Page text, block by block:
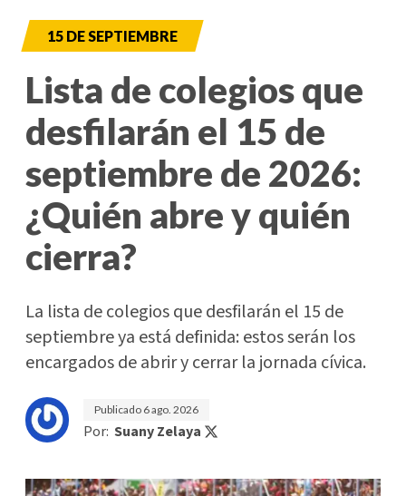
15 DE SEPTIEMBRE
Lista de colegios que
desfilarán el 15 de
septiembre de 2026:
¿Quién abre y quién
cierra?
La lista de colegios que desfilarán el 15 de
septiembre ya está definida: estos serán los
encargados de abrir y cerrar la jornada cívica.
Publicado 6 ago. 2026
Por: Suany Zelaya